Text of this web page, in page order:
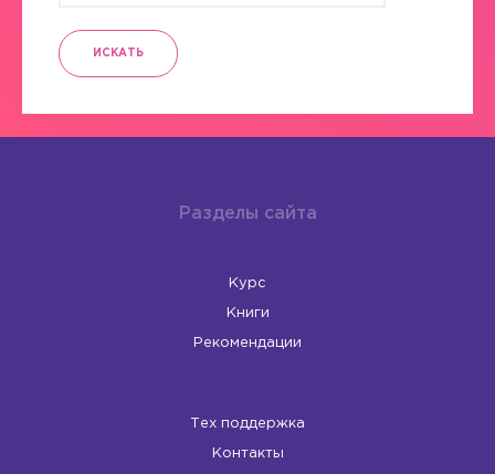
ИСКАТЬ
Разделы сайта
Курс
Книги
Рекомендации
Тех поддержка
Контакты